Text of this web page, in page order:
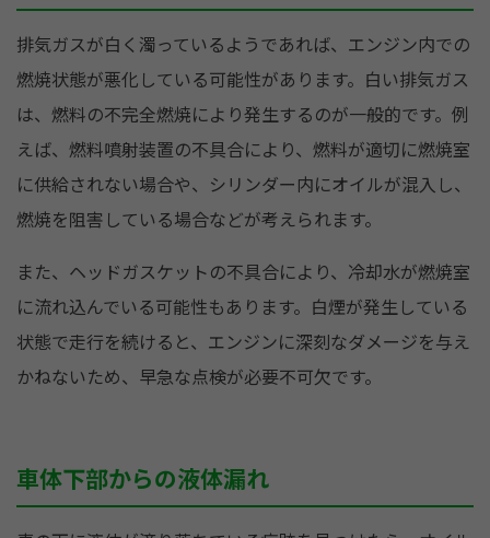
排気ガスが白く濁っているようであれば、エンジン内での
燃焼状態が悪化している可能性があります。白い排気ガス
は、燃料の不完全燃焼により発生するのが一般的です。例
えば、燃料噴射装置の不具合により、燃料が適切に燃焼室
に供給されない場合や、シリンダー内にオイルが混入し、
燃焼を阻害している場合などが考えられます。
また、ヘッドガスケットの不具合により、冷却水が燃焼室
に流れ込んでいる可能性もあります。白煙が発生している
状態で走行を続けると、エンジンに深刻なダメージを与え
かねないため、早急な点検が必要不可欠です。
車体下部からの液体漏れ